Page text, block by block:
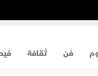
فن ثقافة